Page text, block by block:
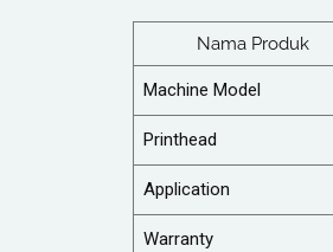
Nama Produk
Machine Model
Printhead
Application
Warranty